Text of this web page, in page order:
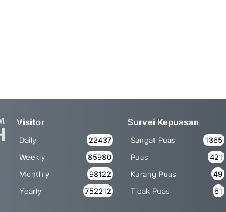
Visitor
Daily
22437
Weekly
85980
Monthly
98122
Yearly
752212
Survei Kepuasan
Sangat Puas
1365
Puas
421
Kurang Puas
49
Tidak Puas
61